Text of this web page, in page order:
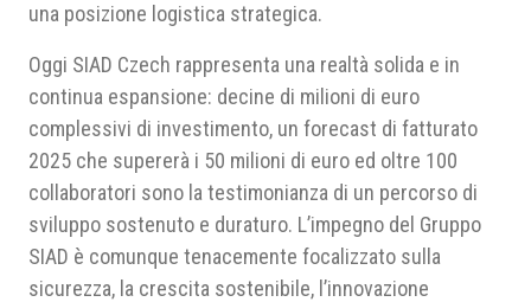
una posizione logistica strategica.
Oggi SIAD Czech rappresenta una realtà solida e in
continua espansione: decine di milioni di euro
complessivi di investimento, un forecast di fatturato
2025 che supererà i 50 milioni di euro ed oltre 100
collaboratori sono la testimonianza di un percorso di
sviluppo sostenuto e duraturo. L’impegno del Gruppo
SIAD è comunque tenacemente focalizzato sulla
sicurezza, la crescita sostenibile, l’innovazione